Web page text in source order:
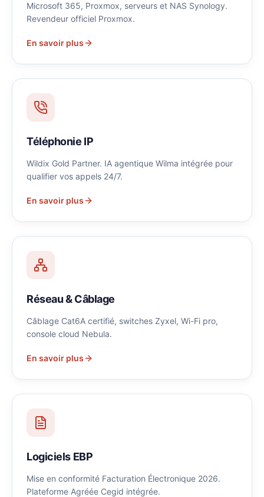
Microsoft 365, Proxmox, serveurs et NAS Synology.
Revendeur officiel Proxmox.
En savoir plus
Téléphonie IP
Wildix Gold Partner. IA agentique Wilma intégrée pour
qualifier vos appels 24/7.
En savoir plus
Réseau & Câblage
Câblage Cat6A certifié, switches Zyxel, Wi-Fi pro,
console cloud Nebula.
En savoir plus
Logiciels EBP
Mise en conformité Facturation Électronique 2026.
Plateforme Agréée Cegid intégrée.